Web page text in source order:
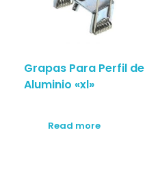
Grapas Para Perfil de
Aluminio «xl»
Read more